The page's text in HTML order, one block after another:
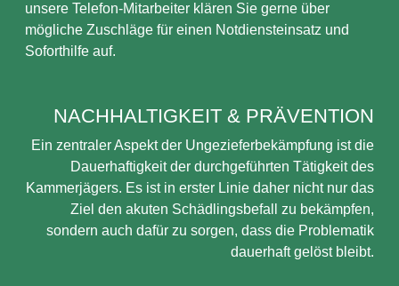
unsere Telefon-Mitarbeiter klären Sie gerne über
mögliche Zuschläge für einen Notdiensteinsatz und
Soforthilfe auf.
NACHHALTIGKEIT & PRÄVENTION
Ein zentraler Aspekt der Ungezieferbekämpfung ist die
Dauerhaftigkeit der durchgeführten Tätigkeit des
Kammerjägers. Es ist in erster Linie daher nicht nur das
Ziel den akuten Schädlingsbefall zu bekämpfen,
sondern auch dafür zu sorgen, dass die Problematik
dauerhaft gelöst bleibt.